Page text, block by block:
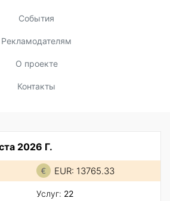
События
Рекламодателям
О проекте
Контакты
2026 Г.
EUR: 13765.33
Услуг: 22